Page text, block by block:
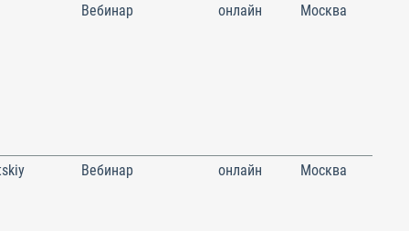
Вебинар онлайн Москва
Вебинар онлайн Москва